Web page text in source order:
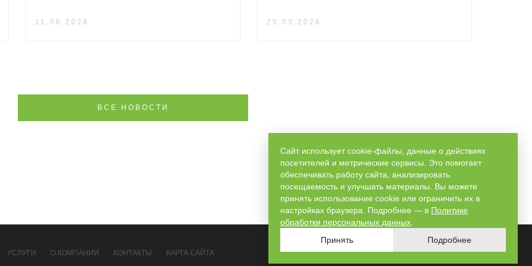
11.06.2026 25.03.2026
ВСЕ НОВОСТИ
УСЛУГИ О КОМПАНИИ КОНТАКТЫ КАРТА САЙТА 8 800 550 41 67
Сайт использует cookie-файлы, данные о действиях
посетителей и метрические сервисы. Это помогает
обеспечивать работу сайта, анализировать
посещаемость и улучшать материалы. Вы можете
принять использование cookie или ограничить их в
настройках браузера. Подробнее — в Политике
обработки персональных данных
Принять
Подробнее